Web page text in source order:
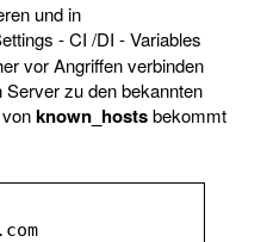
und in
- CI /DI - Variables
vor Angriffen verbinden
zu den bekannten
known_hostsbekommt
.com